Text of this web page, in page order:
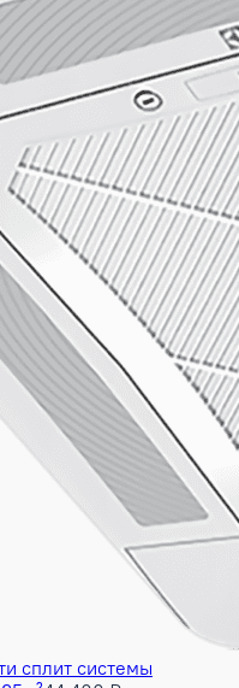
сплит системы